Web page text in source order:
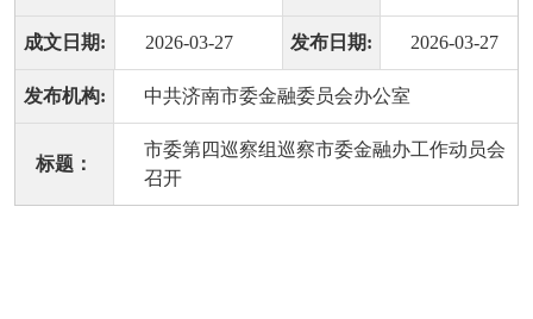
成文日期: 2026-03-27 发布日期: 2026-03-27
发布机构: 中共济南市委金融委员会办公室
标题：
市委第四巡察组巡察市委金融办工作动员会
召开